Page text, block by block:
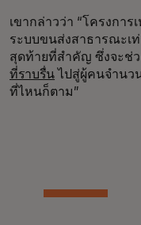
เขากล่าวว่า “โครงกา
ระบบขนส่งสาธารณะเ
สุดท้ายที่สำคัญ ซึ่งจะช่
ที่ราบรื่น ไปสู่ผู้คนจำนว
ที่ไหนก็ตาม”